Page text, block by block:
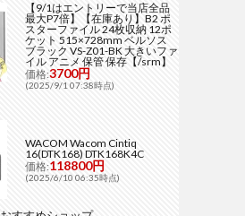
【9/1はエントリーで当店全品
最大P7倍】【在庫あり】B2 ポ
スターファイル 24枚収納 12ポ
ケット 515×728mm ベルソス
ブラック VS-Z01-BK 大きいファ
イル アニメ 保管 保存【/srm】
価格:3700円
(2025/9/1 07:38時点)
WACOM Wacom Cintiq
16(DTK168) DTK168K4C
価格:118800円
(2025/6/10 06:35時点)